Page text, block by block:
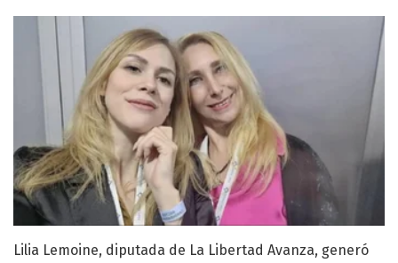
Lilia Lemoine, diputada de La Libertad Avanza, generó